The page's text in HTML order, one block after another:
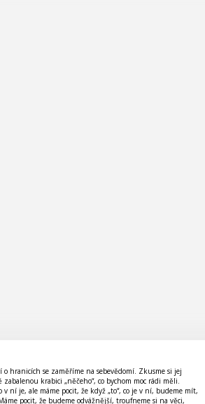
hranicích se zaměříme na sebevědomí. Zkusme si jej
krabici „něčeho“, co bychom moc rádi měli.
ní je, ale máme pocit, že když „to“, co je v ní, budeme mít,
pocit, že budeme odvážnější, troufneme si na věci,